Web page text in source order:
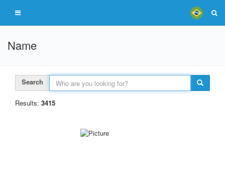
Name
Search
Results: 3415